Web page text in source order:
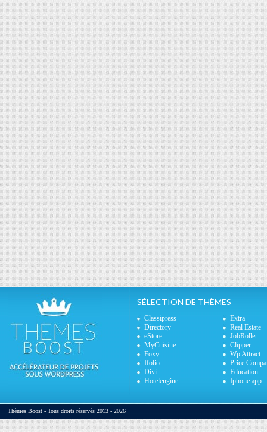
SÉLECTION DE THÈMES
Classipress
Extra
Directory
Real Estate
eStore
JobRoller
MyCuisine
Clipper
Foxy
Wp Attract
Ifolio
Price
Divi
Education
Hotelengine
Iphone app
Thèmes Boost - Tous droits réservés 2013 - 2026